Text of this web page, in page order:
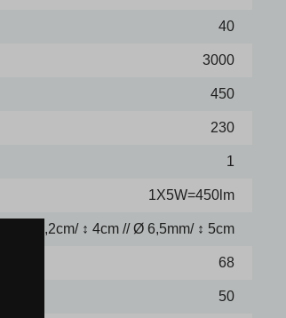
40
3000
450
230
1
1X5W=450lm
Ø 8,2cm/ ↕ 4cm // Ø 6,5mm/ ↕ 5cm
68
50